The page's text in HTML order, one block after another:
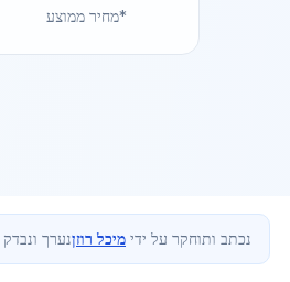
*מחיר ממוצע
נכתב ותוחקר על ידי מיכל רוזןנערך